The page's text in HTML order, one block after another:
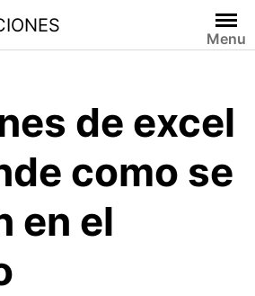
Menu
de excel
como se
en el